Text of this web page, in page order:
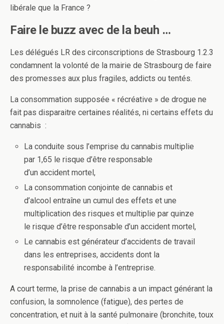
libérale que la France ?
Faire le buzz avec de la beuh …
Les délégués LR des circonscriptions de Strasbourg 1.2.3
condamnent la volonté de la mairie de Strasbourg de faire
des promesses aux plus fragiles, addicts ou tentés.
La consommation supposée « récréative » de drogue ne
fait pas disparaitre certaines réalités, ni certains effets du
cannabis :
La conduite sous l’emprise du cannabis multiplie
par 1,65 le risque d’être responsable
d’un accident mortel,
La consommation conjointe de cannabis et
d’alcool entraîne un cumul des effets et une
multiplication des risques et multiplie par quinze
le risque d’être responsable d’un accident mortel,
Le cannabis est générateur d’accidents de travail
dans les entreprises, accidents dont la
responsabilité incombe à l’entreprise.
A court terme, la prise de cannabis a un impact générant la
confusion, la somnolence (fatigue), des pertes de
concentration, et nuit à la santé pulmonaire (bronchite, toux